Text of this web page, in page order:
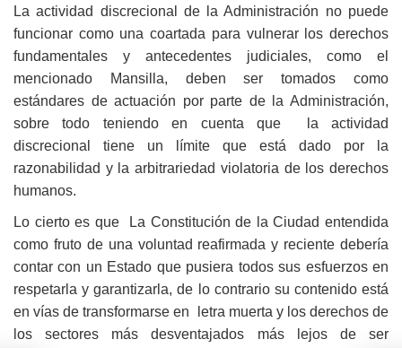
La actividad discrecional de la Administración no puede
funcionar como una coartada para vulnerar los derechos
fundamentales y antecedentes judiciales, como el
mencionado Mansilla, deben ser tomados como
estándares de actuación por parte de la Administración,
sobre todo teniendo en cuenta que la actividad
discrecional tiene un límite que está dado por la
razonabilidad y la arbitrariedad violatoria de los derechos
humanos.
Lo cierto es que La Constitución de la Ciudad entendida
como fruto de una voluntad reafirmada y reciente debería
contar con un Estado que pusiera todos sus esfuerzos en
respetarla y garantizarla, de lo contrario su contenido está
en vías de transformarse en letra muerta y los derechos de
los sectores más desventajados más lejos de ser